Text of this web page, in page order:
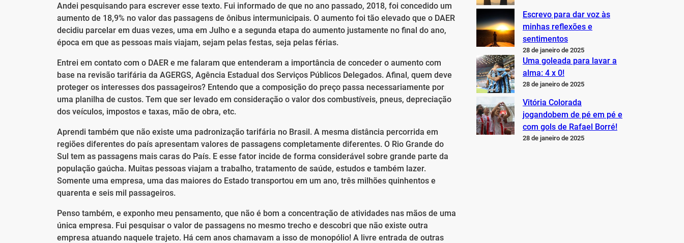
Andei pesquisando para escrever esse texto. Fui informado de que no ano passado, 2018, foi concedido um
aumento de 18,9% no valor das passagens de ônibus intermunicipais. O aumento foi tão elevado que o DAER
decidiu parcelar em duas vezes, uma em Julho e a segunda etapa do aumento justamente no final do ano,
época em que as pessoas mais viajam, sejam pelas festas, seja pelas férias.
Entrei em contato com o DAER e me falaram que entenderam a importância de conceder o aumento com
base na revisão tarifária da AGERGS, Agência Estadual dos Serviços Públicos Delegados. Afinal, quem deve
proteger os interesses dos passageiros? Entendo que a composição do preço passa necessariamente por
uma planilha de custos. Tem que ser levado em consideração o valor dos combustíveis, pneus, depreciação
dos veículos, impostos e taxas, mão de obra, etc.
Aprendi também que não existe uma padronização tarifária no Brasil. A mesma distância percorrida em
regiões diferentes do país apresentam valores de passagens completamente diferentes. O Rio Grande do
Sul tem as passagens mais caras do País. E esse fator incide de forma considerável sobre grande parte da
população gaúcha. Muitas pessoas viajam a trabalho, tratamento de saúde, estudos e também lazer.
Somente uma empresa, uma das maiores do Estado transportou em um ano, três milhões quinhentos e
quarenta e seis mil passageiros.
Penso também, e exponho meu pensamento, que não é bom a concentração de atividades nas mãos de uma
única empresa. Fui pesquisar o valor de passagens no mesmo trecho e descobri que não existe outra
empresa atuando naquele trajeto. Há cem anos chamavam a isso de monopólio! A livre entrada de outras
Escrevo para dar voz às
minhas reflexões e
sentimentos
28 de janeiro de 2025
Uma goleada para lavar a
alma: 4 x 0!
28 de janeiro de 2025
Vitória Colorada
jogandobem de pé em pé e
com gols de Rafael Borré!
28 de janeiro de 2025